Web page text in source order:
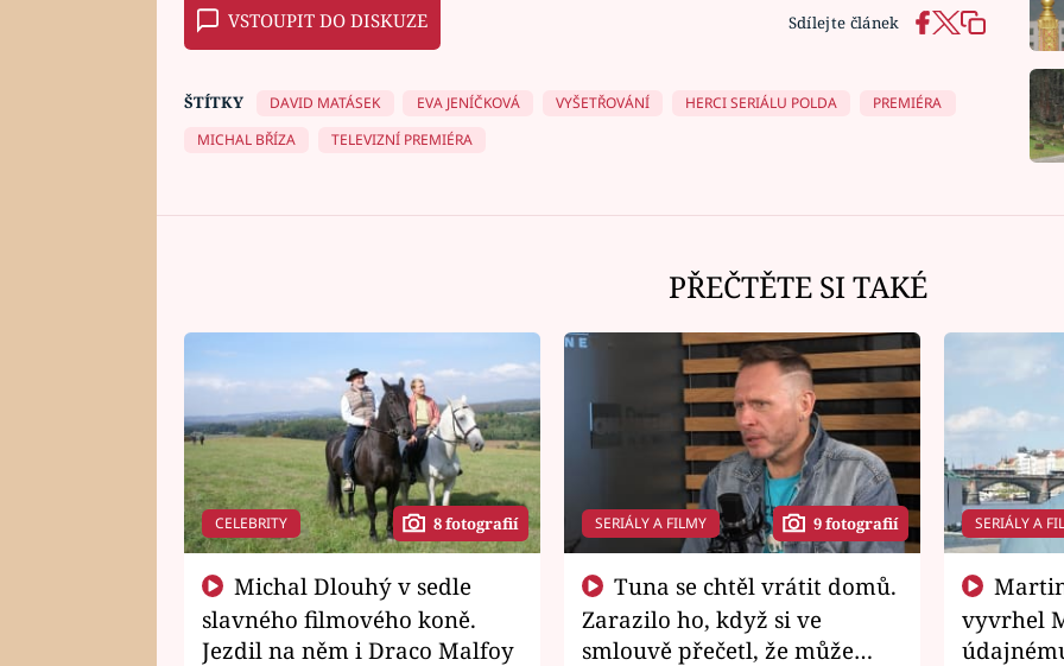
VSTOUPIT DO DISKUZE Sdílejte článek
ŠTÍTKY DAVID MATÁSEK EVA JENÍČKOVÁ VYŠETŘOVÁNÍ HERCI SERIÁLU POLDA
PREMIÉRA
MICHAL BŘÍZA
TELEVIZNÍ PREMIÉRA
PŘEČTĚTE SI TAKÉ
CELEBRITY 8 fotografií
slavného filmového koně.
Jezdil na něm i Draco Malfoy
SERIÁLY A FILMY 9 fotografií
Zarazilo ho, když si ve
smlouvě přečetl, že může
SERIÁLY A
vyvrhel